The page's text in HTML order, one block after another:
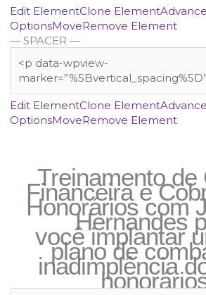
Edit ElementClone Element
OptionsMoveRemove Element
— SPACER —
Edit ElementClone Element
OptionsMoveRemove Element
Treinamento de
Financeira e
Honorários com
Hernandes
você implantar
plano de
inadimplência